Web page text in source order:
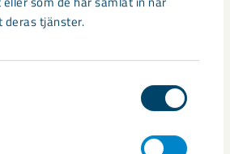
deras tjänster.